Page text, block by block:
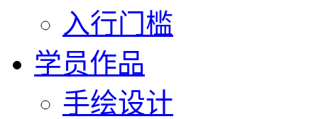
入行门槛
学员作品
手绘设计